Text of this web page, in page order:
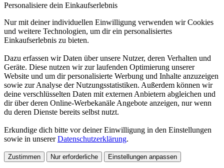
Personalisiere dein Einkaufserlebnis
Nur mit deiner individuellen Einwilligung verwenden wir Cookies
und weitere Technologien, um dir ein personalisiertes
Einkaufserlebnis zu bieten.
Dazu erfassen wir Daten über unsere Nutzer, deren Verhalten und
Geräte. Diese nutzen wir zur laufenden Optimierung unserer
Website und um dir personalisierte Werbung und Inhalte anzuzeigen
sowie zur Analyse der Nutzungsstatistiken. Außerdem können wir
deine verschlüsselten Daten mit externen Anbietern abgleichen und
dir über deren Online-Werbekanäle Angebote anzeigen, nur wenn
du deren Dienste bereits selbst nutzt.
Erkundige dich bitte vor deiner Einwilligung in den Einstellungen
sowie in unsererDatenschutzerklärung.
Zustimmen Nur erforderliche Einstellungen anpassen